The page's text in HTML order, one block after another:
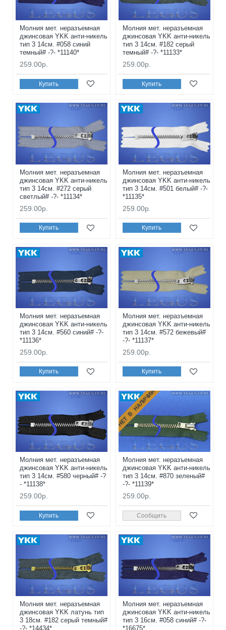
Молния мет. неразъемная
джинсовая YKK анти-никель
тип 3 14см. #058 синий
темный# -?- *11140*
259.00р.
Купить
Молния мет. неразъемная
джинсовая YKK анти-никель
тип 3 14см. #182 серый
темный# -?- *11133*
259.00р.
Купить
Молния мет. неразъемная
джинсовая YKK анти-никель
тип 3 14см. #272 серый
светлый# -?- *11134*
259.00р.
Купить
Молния мет. неразъемная
джинсовая YKK анти-никель
тип 3 14см. #501 белый# -?-
*11135*
259.00р.
Купить
Молния мет. неразъемная
джинсовая YKK анти-никель
тип 3 14см. #560 синий# -?-
*11136*
259.00р.
Купить
Молния мет. неразъемная
джинсовая YKK анти-никель
тип 3 14см. #572 бежевый#
-?- *11137*
259.00р.
Купить
Молния мет. неразъемная
джинсовая YKK анти-никель
тип 3 14см. #580 черный# -?
- *11138*
259.00р.
Купить
НЕТ В НАЛИЧИИ
Молния мет. неразъемная
джинсовая YKK анти-никель
тип 3 14см. #870 зеленый#
-?- *11139*
259.00р.
Сообщить
Молния мет. неразъемная
джинсовая YKK латунь тип
3 18см. #182 серый темный#
-?- *14434*
Молния мет. неразъемная
джинсовая YKK анти-никель
тип 3 16см. #058 синий# -?-
*16675*